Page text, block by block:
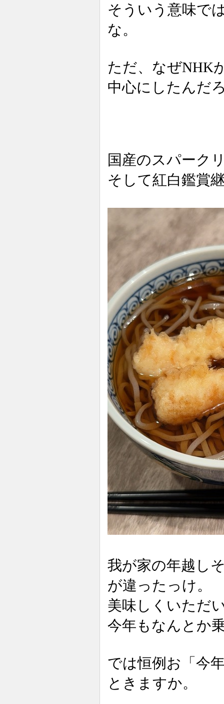
そういう意味で
な。
ただ、なぜNHK
中心にしたんだ
国産のスパーク
そして紅白鑑賞
我が家の年越し
が違ったっけ。
美味しくいただ
今年もなんとか
では恒例お「今
ときますか。